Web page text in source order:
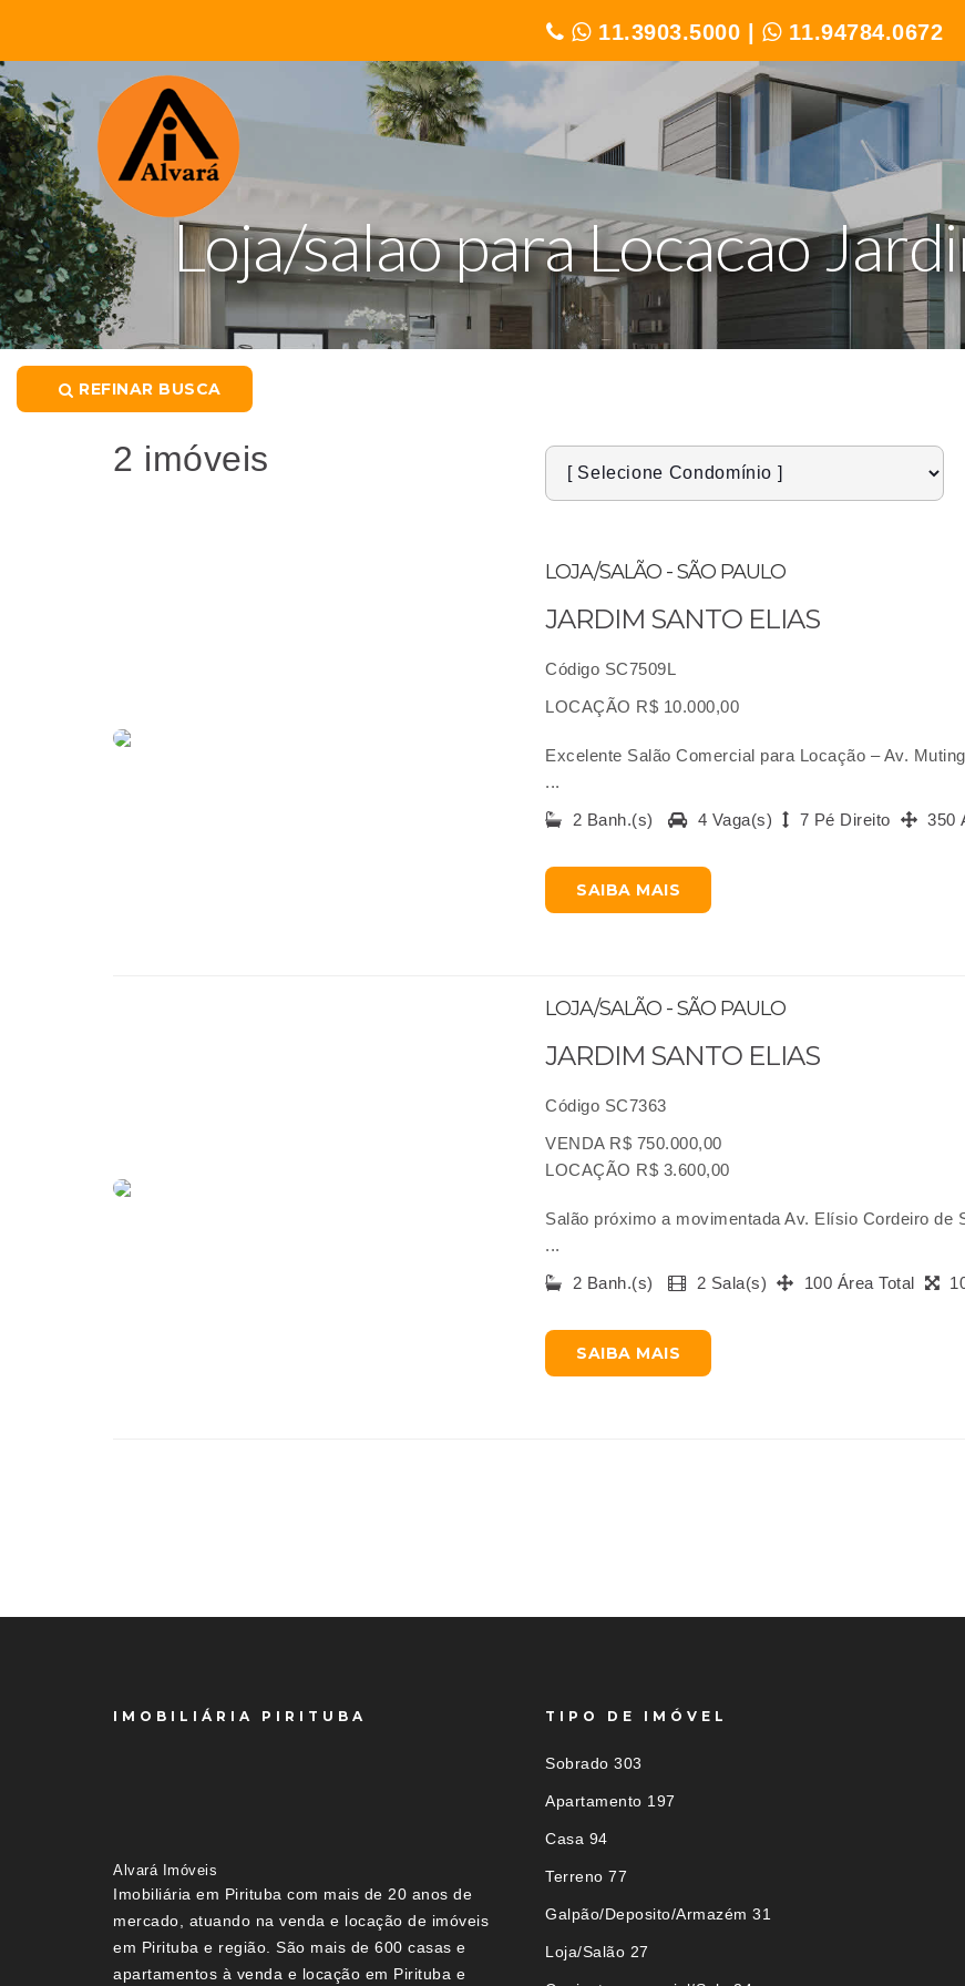
11.3903.5000 11.94784.0672
Loja/salao para Locacao
REFINAR BUSCA
2 imóveis
LOJA/SALÃO - SÃO PAULO
JARDIM SANTO ELIAS
Código SC7509L
LOCAÇÃO R$ 10.000,00
Excelente Salão Comercial para Locação – Av.
...
2 Banh.(s)
4 Vaga(s) 7 Pé Direito 350
SAIBA MAIS
LOJA/SALÃO - SÃO PAULO
JARDIM SANTO ELIAS
Código SC7363
VENDA R$ 750.000,00
LOCAÇÃO R$ 3.600,00
Salão próximo a movimentada Av. Elísio Cordeiro
...
2 Banh.(s)
2 Sala(s) 100 Área Total
SAIBA MAIS
IMOBILIÁRIA PIRITUBA
Alvará Imóveis
Imobiliária em Pirituba com mais de 20 anos de
mercado, atuando na venda e locação de imóveis
em Pirituba e região. São mais de 600 casas e
apartamentos à venda e locação em Pirituba e
TIPO DE IMÓVEL
Sobrado 303
Apartamento 197
Casa 94
Terreno 77
Galpão/Deposito/Armazém 31
Loja/Salão 27